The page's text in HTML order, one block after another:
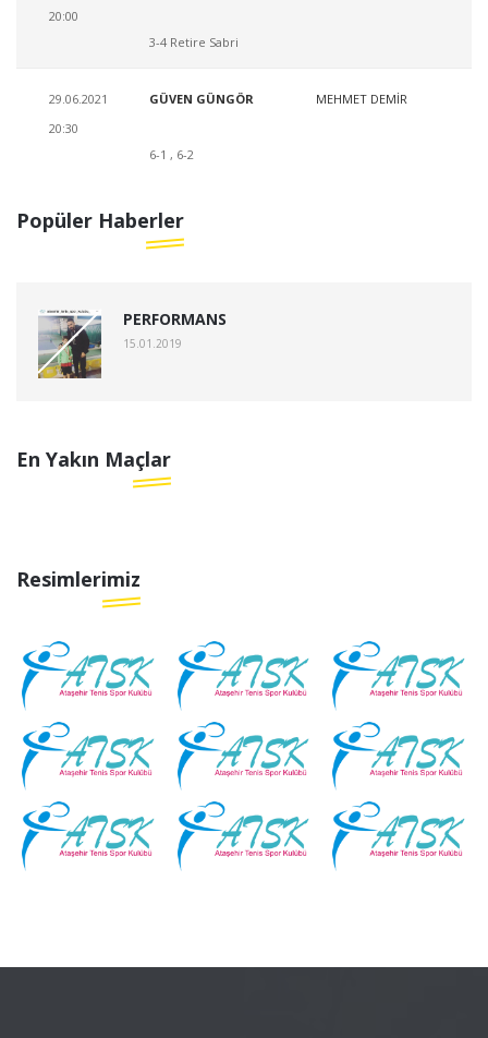
20:00
3-4 Retire Sabri
29.06.2021
20:30
GÜVEN GÜNGÖR MEHMET DEMİR
6-1 , 6-2
Popüler Haberler
PERFORMANS
15.01.2019
En Yakın Maçlar
Resimlerimiz